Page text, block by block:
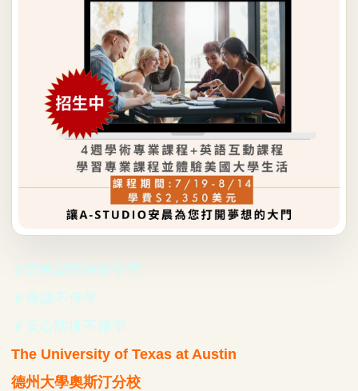
＃防疫期間在家學習
＃停課不停學
＃安心防疫不停學
The University of Texas at Austin
德州大學奧斯汀分校